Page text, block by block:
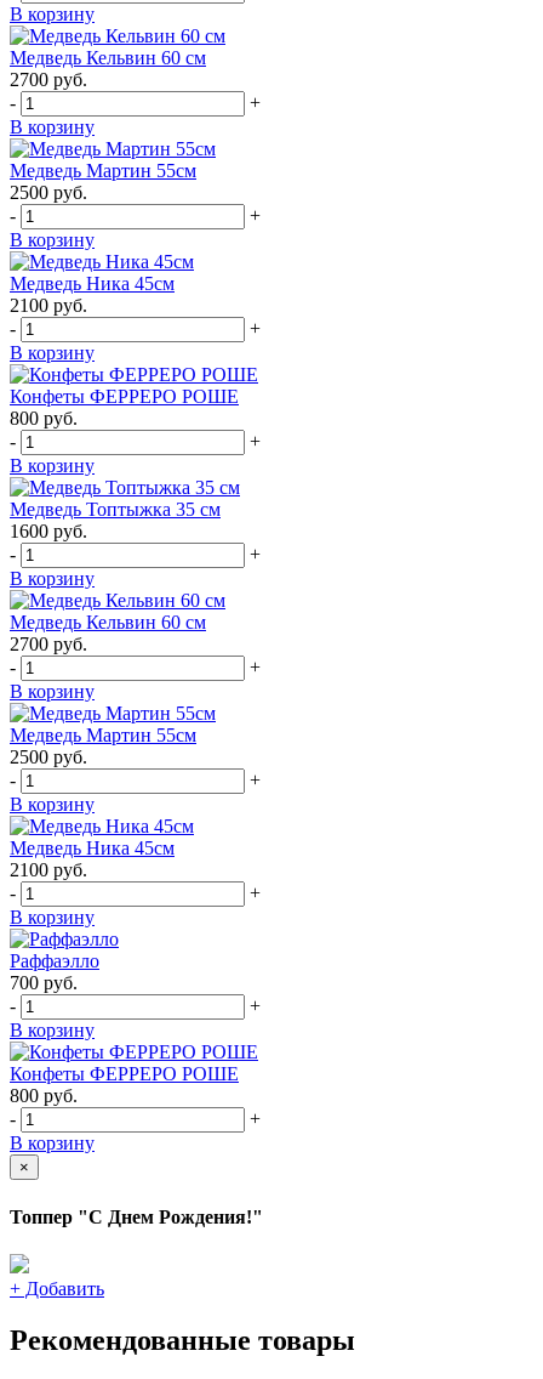
В корзину
Медведь Кельвин 60 см
2700 руб.
-
+
В корзину
Медведь Мартин 55см
2500 руб.
-
+
В корзину
Медведь Ника 45см
2100 руб.
-
+
В корзину
Конфеты ФЕРРЕРО РОШЕ
800 руб.
-
+
В корзину
Медведь Топтыжка 35 см
1600 руб.
-
+
В корзину
Медведь Кельвин 60 см
2700 руб.
-
+
В корзину
Медведь Мартин 55см
2500 руб.
-
+
В корзину
Медведь Ника 45см
2100 руб.
-
+
В корзину
Раффаэлло
700 руб.
-
+
В корзину
Конфеты ФЕРРЕРО РОШЕ
800 руб.
-
+
В корзину
×
Топпер "С Днем Рождения!"
+ Добавить
Рекомендованные товары